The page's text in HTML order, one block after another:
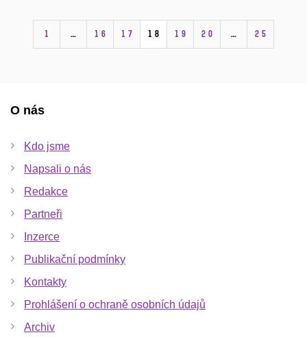
1 … 16 17 18 19 20 … 25
O nás
Kdo jsme
Napsali o nás
Redakce
Partneři
Inzerce
Publikační podmínky
Kontakty
Prohlášení o ochraně osobních údajů
Archiv